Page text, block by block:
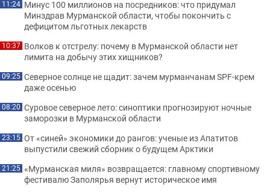
11:24 Минус 100 миллионов на посредников: что придумал
Минздрав Мурманской области, чтобы покончить с
дефицитом льготных лекарств
10:37 Волков к отстрелу: почему в Мурманской области нет
лимита на добычу этих хищников?
09:25 Северное солнце не щадит: зачем мурманчанам SPF-крем
даже осенью
08:20 Суровое северное лето: синоптики прогнозируют ночные
заморозки в Мурманской области
23:15 От «синей» экономики до рангов: ученые из Апатитов
выпустили свежий сборник о будущем Арктики
21:25 «Мурманская миля» возвращается: главному спортивному
фестивалю Заполярья вернут историческое имя